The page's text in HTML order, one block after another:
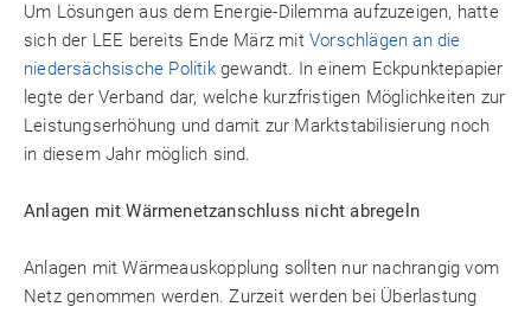
Um Lösungen aus dem Energie-Dilemma aufzuzeigen, hatte
sich der LEE bereits Ende März mit Vorschlägen an die
niedersächsische Politikgewandt. In einem Eckpunktepapier
legte der Verband dar, welche kurzfristigen Möglichkeiten zur
Leistungserhöhung und damit zur Marktstabilisierung noch
in diesem Jahr möglich sind.
Anlagen mit Wärmenetzanschluss nicht abregeln
Anlagen mit Wärmeauskopplung sollten nur nachrangig vom
Netz genommen werden. Zurzeit werden bei Überlastung